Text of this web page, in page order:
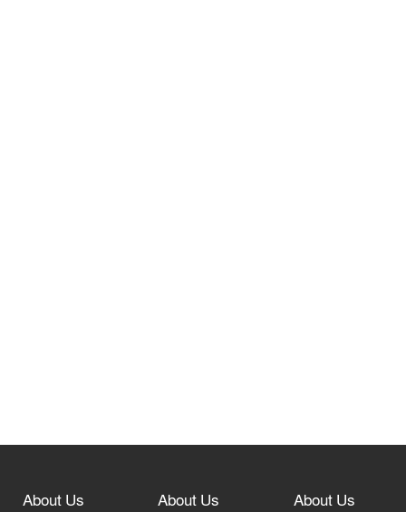
“অসহযোগ” আন্দোলনের হুমকি
About Us
About Us
About Us